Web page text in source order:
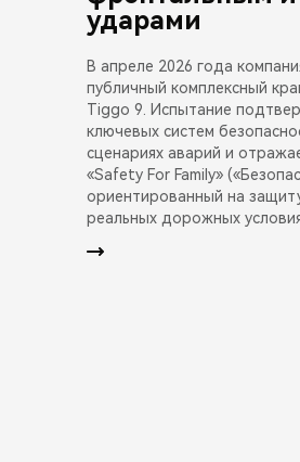
ударами
В апреле 2026 года
публичный комплексный
Tiggo 9. Испытание
ключевых систем
сценариях аварий и
«Safety For Family»
ориентированный на
реальных дорожных